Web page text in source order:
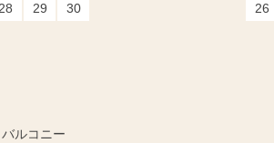
28
29 30
26
ルコニー